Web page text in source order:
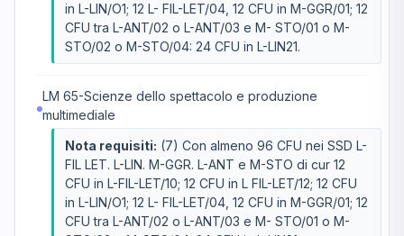
in L-LIN/O1; 12 L- FIL-LET/04, 12 CFU in M-GGR/01; 12
CFU tra L-ANT/02 o L-ANT/03 e M- STO/01 o M-
STO/02 o M-STO/04: 24 CFU in L-LIN21.
LM 65-Scienze dello spettacolo e produzione
multimediale
Nota requisiti: (7) Con almeno 96 CFU nei SSD L-
FIL LET. L-LIN. M-GGR. L-ANT e M-STO di cur 12
CFU in L-FIL-LET/10; 12 CFU in L FIL-LET/12; 12 CFU
in L-LIN/O1; 12 L- FIL-LET/04, 12 CFU in M-GGR/01; 12
CFU tra L-ANT/02 o L-ANT/03 e M- STO/01 o M-